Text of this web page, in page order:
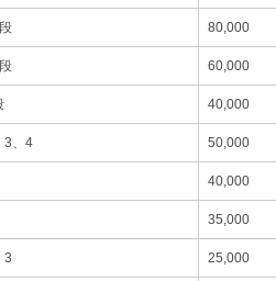
80,000
60,000
40,000
3、4 50,000
40,000
35,000
3 25,000